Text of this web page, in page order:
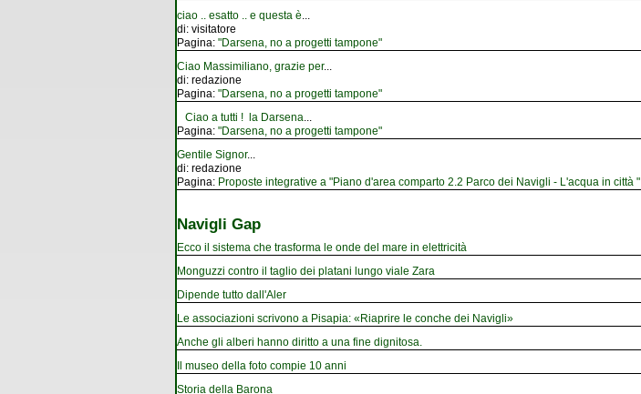
ciao .. esatto .. e questa è...
di: visitatore
Pagina: "Darsena, no a progetti tampone"
Ciao Massimiliano, grazie per...
di: redazione
Pagina: "Darsena, no a progetti tampone"
Ciao a tutti ! la Darsena...
Pagina: "Darsena, no a progetti tampone"
Gentile Signor...
di: redazione
Pagina: Proposte integrative a "Piano d'area comparto 2.2 Parco dei Navigli - L'acqua in città "
Navigli Gap
Ecco il sistema che trasforma le onde del mare in elettricità
Monguzzi contro il taglio dei platani lungo viale Zara
Dipende tutto dall'Aler
Le associazioni scrivono a Pisapia: «Riaprire le conche dei Navigli»
Anche gli alberi hanno diritto a una fine dignitosa.
Il museo della foto compie 10 anni
Storia della Barona